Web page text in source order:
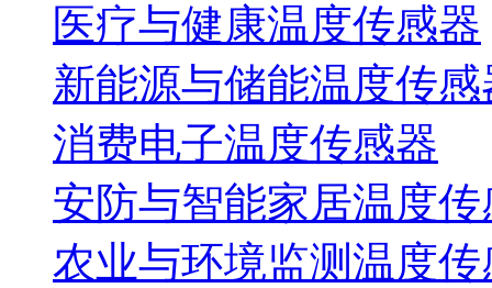
医疗与健康温度传感器
新能源与储能温度传感
消费电子温度传感器
安防与智能家居温度传
农业与环境监测温度传